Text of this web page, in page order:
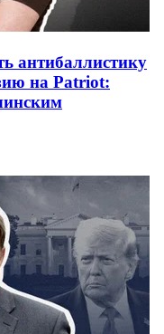
антибаллистику
на Patriot: